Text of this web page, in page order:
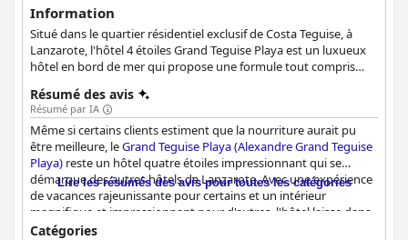
Information
Situé dans le quartier résidentiel exclusif de Costa Teguise, à
Lanzarote, l'hôtel 4 étoiles Grand Teguise Playa est un luxueux
hôtel en bord de mer qui propose une formule tout compris
plage El Jabillo, l'hôtel propose des chambres élégamment
décorées et dotées d'équipements modernes tels que la
télévision par satellite, la climatisation et l'accès Internet sans fil
gratuit. Les clients peuvent profiter d'un accès direct à la plage,
de piscines pour adultes et pour enfants, de diverses options de
restauration, de divertissements diurnes et nocturnes, d'un
miniclub pour enfants et de nombreuses installations sportives,
tout en explorant l'île enchanteresse de Lanzarote.
Résumé des avis
Résumé par IA
Même si certains clients estiment que la nourriture aurait pu
être meilleure, leGrand Teguise Playa (Alexandre Grand Teguise
Playa) reste un hôtel quatre étoiles impressionnant qui se
démarque des autres hôtels de Lanzarote. Avec une expérience
de vacances rajeunissante pour certains et un intérieur
magnifique et impressionnant pour d'autres, l'hôtel laisse dans
l'ensemble une impression positive sur les clients.
Lire les résumés des avis pour toutes les catégories
Catégories